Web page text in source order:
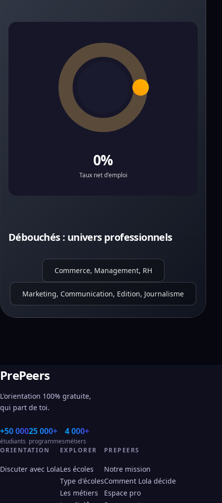
0%
Taux net d'emploi
Débouchés : univers professionnels
Commerce, Management, RH
Marketing, Communication, Edition, Journalisme
PrePeers
L'orientation 100% gratuite,
qui part de toi.
+50 000
étudiants
25 000+
programmes
4 000+
métiers
ORIENTATION
Discuter avec Lola
EXPLORER
Les écoles
Type d'écoles
Les métiers
PREPEERS
Notre mission
Comment Lola décide
Espace pro